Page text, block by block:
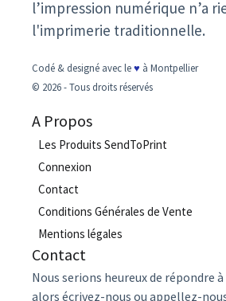
l’impression numérique n’a
l'imprimerie traditionnelle.
Codé & designé avec le♥ à Montpellier
© 2026 - Tous droits réservés
A Propos
Les Produits SendToPrint
Connexion
Contact
Conditions Générales de Vente
Mentions légales
Contact
Nous serions heureux de répondre
alors écrivez-nous ou appellez-